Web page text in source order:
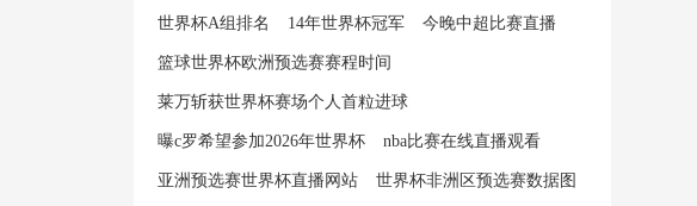
世界杯A组排名 14年世界杯冠军 今晚中超比赛直播
篮球世界杯欧洲预选赛赛程时间
莱万斩获世界杯赛场个人首粒进球
曝c罗希望参加2026年世界杯 nba比赛在线直播观看
亚洲预选赛世界杯直播网站 世界杯非洲区预选赛数据图